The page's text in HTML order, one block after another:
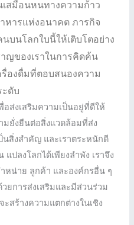
เสมือนหนทางความก้าว
หารแห่งอนาคต ภารกิจ
บนโลกใบนี้ให้เติบโตอย่าง
ญของเราในการคิดค้น
องดื่มที่ตอบสนองความ
ดับ
อส่งเสริมความเป็นอยู่ที่ดีให้
มยั่งยืนต่อสิ่งแวดล้อมที่ส่ง
สิ่งสําคัญ และเราตระหนักดี
ปลงโลกได้เพียงลําพัง เราจึง
หน่าย ลูกค้า และองค์กรอื่น ๆ
ยการส่งเสริมและมีส่วนร่วม
สร้างความแตกต่างในเชิง